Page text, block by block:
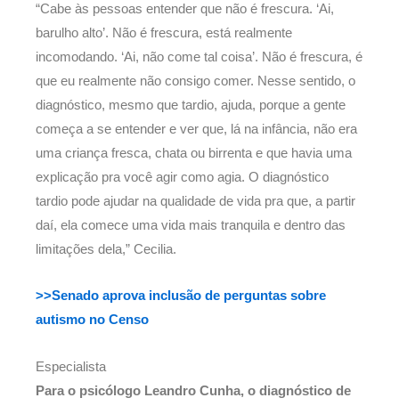
“Cabe às pessoas entender que não é frescura. ‘Ai,
barulho alto’. Não é frescura, está realmente
incomodando. ‘Ai, não come tal coisa’. Não é frescura, é
que eu realmente não consigo comer. Nesse sentido, o
diagnóstico, mesmo que tardio, ajuda, porque a gente
começa a se entender e ver que, lá na infância, não era
uma criança fresca, chata ou birrenta e que havia uma
explicação pra você agir como agia. O diagnóstico
tardio pode ajudar na qualidade de vida pra que, a partir
daí, ela comece uma vida mais tranquila e dentro das
limitações dela,” Cecilia.
>>Senado aprova inclusão de perguntas sobre
autismo no Censo
Especialista
Para o psicólogo Leandro Cunha, o diagnóstico de